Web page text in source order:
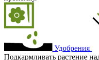
Удобрения
Подкармливать растение